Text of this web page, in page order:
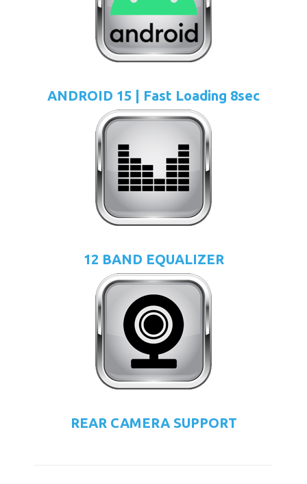
ANDROID 15 | Fast Loading 8sec
12 BAND EQUALIZER
REAR CAMERA SUPPORT